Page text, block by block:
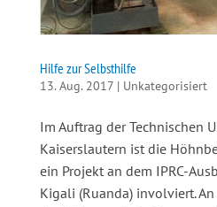
Hilfe zur Selbsthilfe
13. Aug. 2017| Unkategorisiert
Im Auftrag der Technischen
Kaiserslautern ist die
ein Projekt an dem IPRC-
Kigali (Ruanda) involviert.